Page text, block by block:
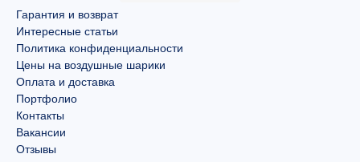
Гарантия и возврат
Интересные статьи
Политика конфиденциальности
Цены на воздушные шарики
Оплата и доставка
Портфолио
Контакты
Вакансии
Отзывы